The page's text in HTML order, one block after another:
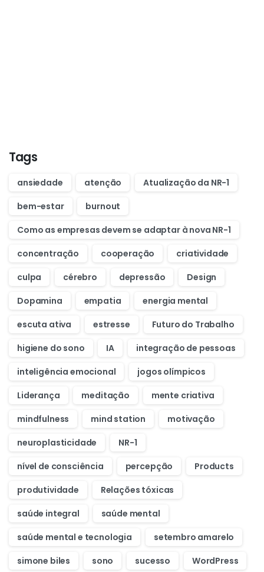
Tags
ansiedade atenção
Atualização da NR-1
bem-estar
burnout
Como as empresas devem se adaptar à nova NR-1
concentração
cooperação
criatividade
culpa
cérebro depressão
Design
Dopamina
empatia
energia mental
escuta ativa
estresse
Futuro do Trabalho
higiene do sono
IA
integração de pessoas
inteligência emocional
jogos olímpicos
Liderança
meditação
mente criativa
mindfulness
mind station
motivação
neuroplasticidade
NR-1
nível de consciência
percepção
Products
produtividade
Relações tóxicas
saúde integral
saúde mental
saúde mental e tecnologia
setembro amarelo
simone biles
sono sucesso WordPress